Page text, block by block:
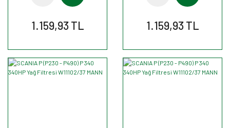
1.159,93 TL 1.159,93 TL